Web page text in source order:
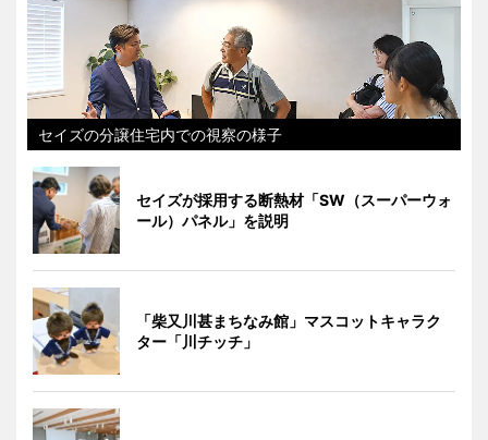
セイズの分譲住宅内での視察の様子
セイズが採用する断熱材「SW（スーパーウォ
ール）パネル」を説明
「柴又川甚まちなみ館」マスコットキャラク
ター「川チッチ」